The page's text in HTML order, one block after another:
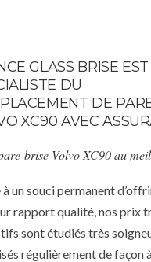
GLASS BRISE
DU
DE
XC90 AVEC
brise Volvo XC90 au
un souci permanent
rapport qualité, nos prix
sont étudiés très
régulièrement de façon